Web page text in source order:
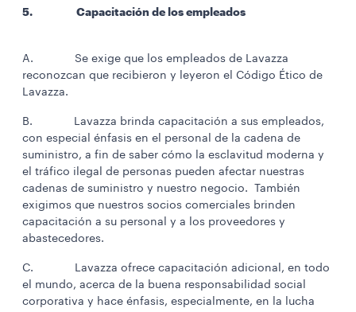
5. Capacitación de los empleados
A. Se exige que los empleados de Lavazza
reconozcan que recibieron y leyeron el Código Ético de
Lavazza.
B. Lavazza brinda capacitación a sus empleados,
con especial énfasis en el personal de la cadena de
suministro, a fin de saber cómo la esclavitud moderna y
el tráfico ilegal de personas pueden afectar nuestras
cadenas de suministro y nuestro negocio. También
exigimos que nuestros socios comerciales brinden
capacitación a su personal y a los proveedores y
abastecedores.
C. Lavazza ofrece capacitación adicional, en todo
el mundo, acerca de la buena responsabilidad social
corporativa y hace énfasis, especialmente, en la lucha